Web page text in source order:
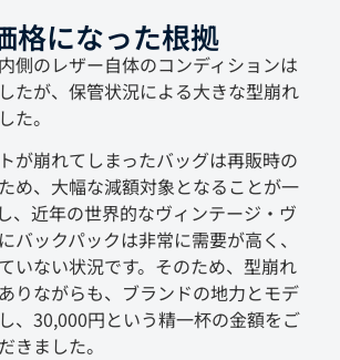
格になった根拠
側のレザー自体のコンディションは
たが、保管状況による大きな型崩れ
た。
が崩れてしまったバッグは再販時の
め、大幅な減額対象となることが一
、近年の世界的なヴィンテージ・ヴ
バックパックは非常に需要が高く、
いない状況です。そのため、型崩れ
りながらも、ブランドの地力とモデ
、30,000円という精一杯の金額をご
きました。